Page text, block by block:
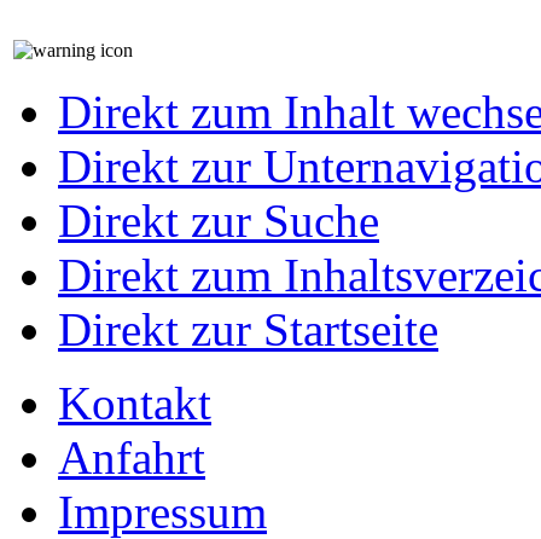
Direkt zum Inhalt
Direkt zur
Direkt zur Suche
Direkt zum
Direkt zur Startseite
Kontakt
Anfahrt
Impressum